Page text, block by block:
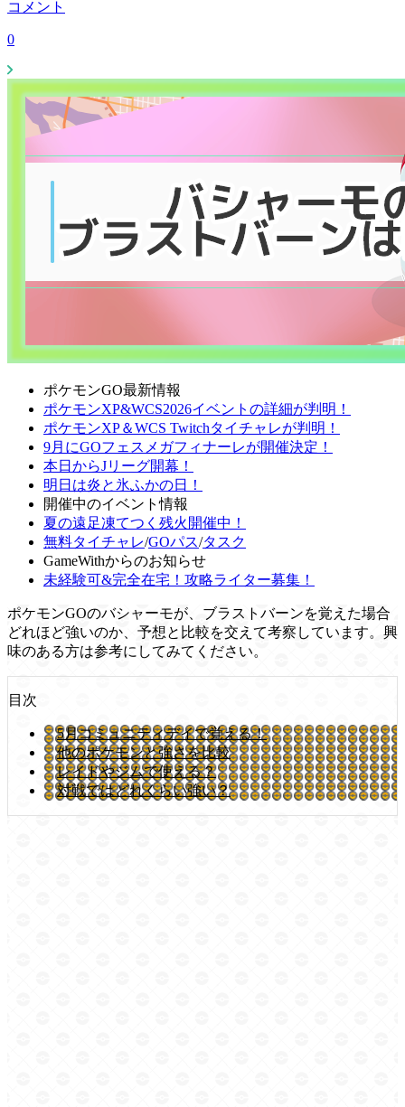
コメント
0
ポケモンGO最新情報
ポケモンXP&WCS2026イベントの詳細が判明！
ポケモンXP＆WCS Twitchタイチャレが判明！
9月にGOフェスメガフィナーレが開催決定！
本日からJリーグ開幕！
明日は炎と氷ふかの日！
開催中のイベント情報
夏の遠足凍てつく残火開催中！
無料タイチャレ/GOパス/タスク
GameWithからのお知らせ
未経験可&完全在宅！攻略ライター募集！
ポケモンGOのバシャーモが、ブラストバーンを覚えた場合
どれほど強いのか、予想と比較を交えて考察しています。興
味のある方は参考にしてみてください。
目次
5月コミュニティデイで覚える！
他のポケモンと強さを比較
レイドやジムで使える？
対戦ではどれくらい強い？